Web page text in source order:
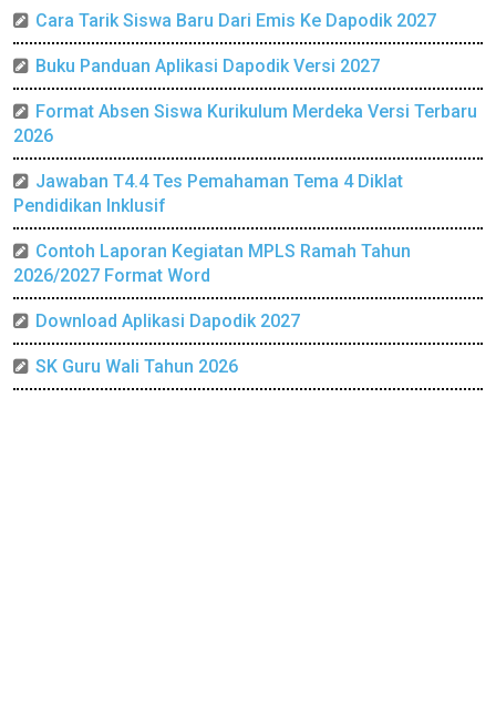
Cara Tarik Siswa Baru Dari Emis Ke Dapodik 2027
Buku Panduan Aplikasi Dapodik Versi 2027
Format Absen Siswa Kurikulum Merdeka Versi Terbaru
2026
Jawaban T4.4 Tes Pemahaman Tema 4 Diklat
Pendidikan Inklusif
Contoh Laporan Kegiatan MPLS Ramah Tahun
2026/2027 Format Word
Download Aplikasi Dapodik 2027
SK Guru Wali Tahun 2026